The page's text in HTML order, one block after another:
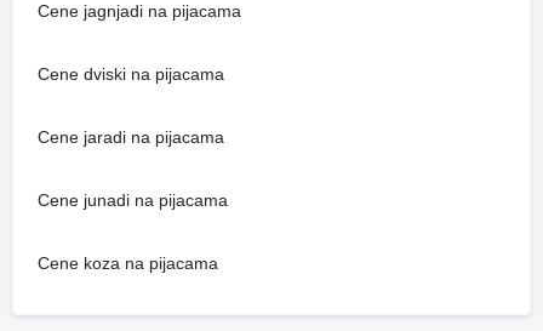
Cene jagnjadi na pijacama
Cene dviski na pijacama
Cene jaradi na pijacama
Cene junadi na pijacama
Cene koza na pijacama